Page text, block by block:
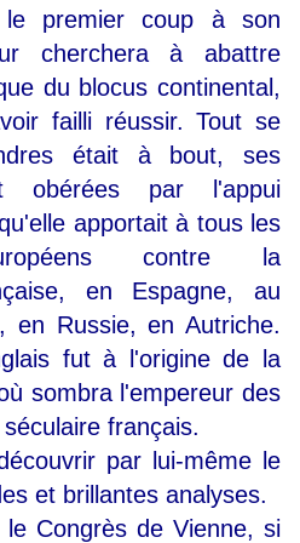
premier coup à son
cherchera à abattre
du blocus continental,
failli réussir. Tout se
était à bout, ses
obérées par l'appui
apportait à tous les
contre la
en Espagne, au
en Russie, en Autriche.
fut à l'origine de la
sombra l'empereur des
français.
par lui-même le
et brillantes analyses.
Congrès de Vienne, si